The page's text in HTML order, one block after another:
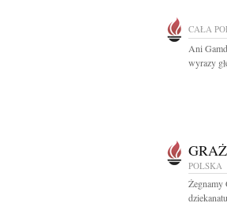
CAŁA
Ani
wyrazy
POLSKA
Żegnamy